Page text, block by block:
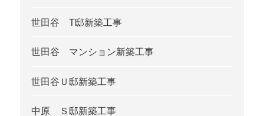
世田谷 T邸新築工事
世田谷 マンション新築工事
世田谷Ｕ邸新築工事
中原 Ｓ邸新築工事